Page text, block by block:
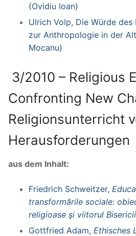
(Ovidiu Ioan)
Ulrich Volp, Die Würde des
zur Anthropologie in der
Mocanu)
3/2010 – Religious
Confronting New
Religionsunterricht
Herausforderungen
aus dem Inhalt:
Friedrich Schweitzer,
transformările sociale:
religioase şi viitorul Bisericii
Gottfried Adam, Ethisches